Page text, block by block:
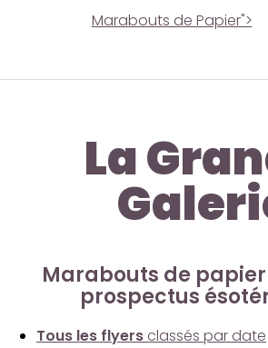
Marabouts de Papier">
La
Marabouts de
prospectus
Tous les flyers classés par date